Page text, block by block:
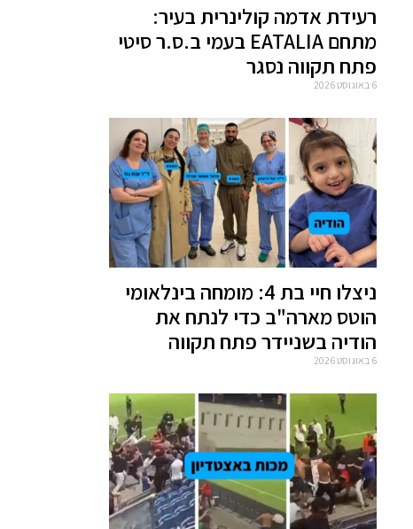
רעידת אדמה קולינרית בעיר:
מתחם EATALIA בעמי ב.ס.ר סיטי
פתח תקווה נסגר
6 באוגוסט 2026
ניצלו חיי בת 4: מומחה בינלאומי
הוטס מארה"ב כדי לנתח את
הודיה בשניידר פתח תקווה
6 באוגוסט 2026